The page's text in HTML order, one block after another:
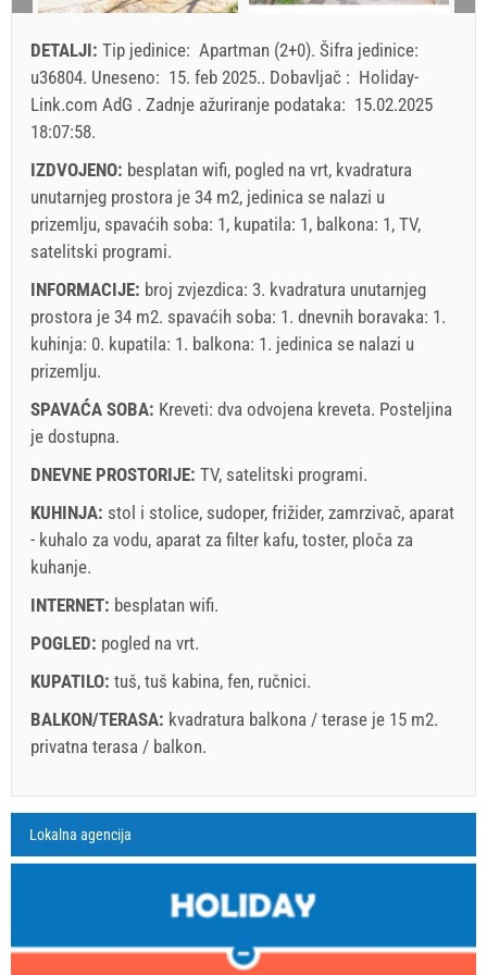
Ponude:
Holiday-Link plaća: 6. okt 2025. - 31. dec 2026. / - 10 %
Obavezno:
za_person), Prijava gostiju (01.01 - 30.06. / 01.09. - 31.12.):
5 EUR (once - za_person)
30
31
Uvjeti i odredbe dobavljača
Rezervirajte i čekajte na potvrdu
upišite ih ispod i kliknite ˝Pošalji upit˝.
DETALJI: Tip jedinice: Apartman (2+0). Šifra jedinice:
u36804. Uneseno: 15. feb 2025.. Dobavljač : Holiday-
Link.com AdG . Zadnje ažuriranje podataka: 15.02.2025
18:07:58.
IZDVOJENO: besplatan wifi, pogled na vrt, kvadratura
unutarnjeg prostora je 34 m2, jedinica se nalazi u
prizemlju, spavaćih soba: 1, kupatila: 1, balkona: 1, TV,
satelitski programi.
INFORMACIJE: broj zvjezdica: 3. kvadratura unutarnjeg
prostora je 34 m2. spavaćih soba: 1. dnevnih boravaka: 1.
kuhinja: 0. kupatila: 1. balkona: 1. jedinica se nalazi u
prizemlju.
SPAVAĆA SOBA: Kreveti: dva odvojena kreveta. Posteljina
je dostupna.
DNEVNE PROSTORIJE: TV, satelitski programi.
KUHINJA: stol i stolice, sudoper, frižider, zamrzivač, aparat
- kuhalo za vodu, aparat za filter kafu, toster, ploča za
kuhanje.
INTERNET: besplatan wifi.
POGLED: pogled na vrt.
KUPATILO: tuš, tuš kabina, fen, ručnici.
BALKON/TERASA: kvadratura balkona / terase je 15 m2.
privatna terasa / balkon.
A3 Apartment (2+0) : Prices 2026 EUR
4. jul 2026.
21. aug 2026.
22. aug 2026.
11. sep 2026.
12.
Legenda: termini sredpozadinom su rezervirani
august 2026
MO TU WE TH FR
1
Polja označena s zvijedicom (*) su obavezna!
Lokalna agencija